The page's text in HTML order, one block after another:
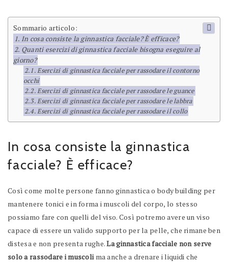
Sommario articolo:
In cosa consiste la ginnastica facciale? È efficace?
Quanti esercizi di ginnastica facciale bisogna eseguire al
giorno?
Esercizi di ginnastica facciale per rassodare il contorno
occhi
Esercizi di ginnastica facciale per rassodare le guance
Esercizi di ginnastica facciale per rassodare le labbra
Esercizi di ginnastica facciale per rassodare il collo
In cosa consiste la ginnastica
facciale? È efficace?
Così come molte persone fanno ginnastica o body building per
mantenere tonici e in forma i muscoli del corpo, lo stesso
possiamo fare con quelli del viso. Così potremo avere un viso
capace di essere un valido supporto per la pelle, che rimane ben
distesa e non presenta rughe.La ginnastica facciale non serve
solo a rassodare i muscoli ma anche a drenare i liquidi che